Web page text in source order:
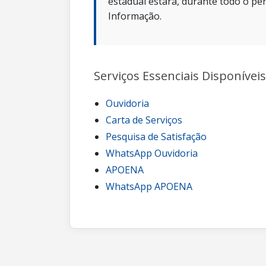
Informação.
Serviços Essenciais
Ouvidoria
Carta de Serviços
Pesquisa de Satisfação
WhatsApp Ouvidoria
APOENA
WhatsApp APOENA